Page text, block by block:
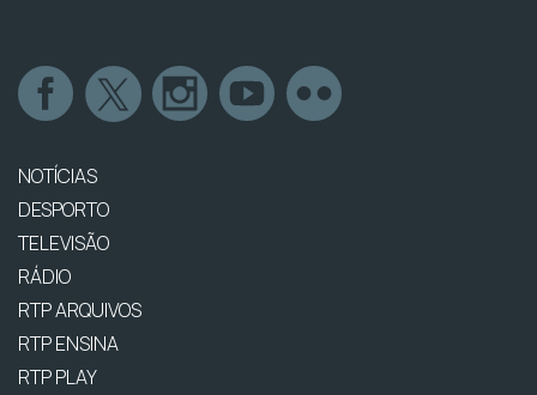
NOTÍCIAS
DESPORTO
TELEVISÃO
RÁDIO
RTP ARQUIVOS
RTP ENSINA
RTP PLAY